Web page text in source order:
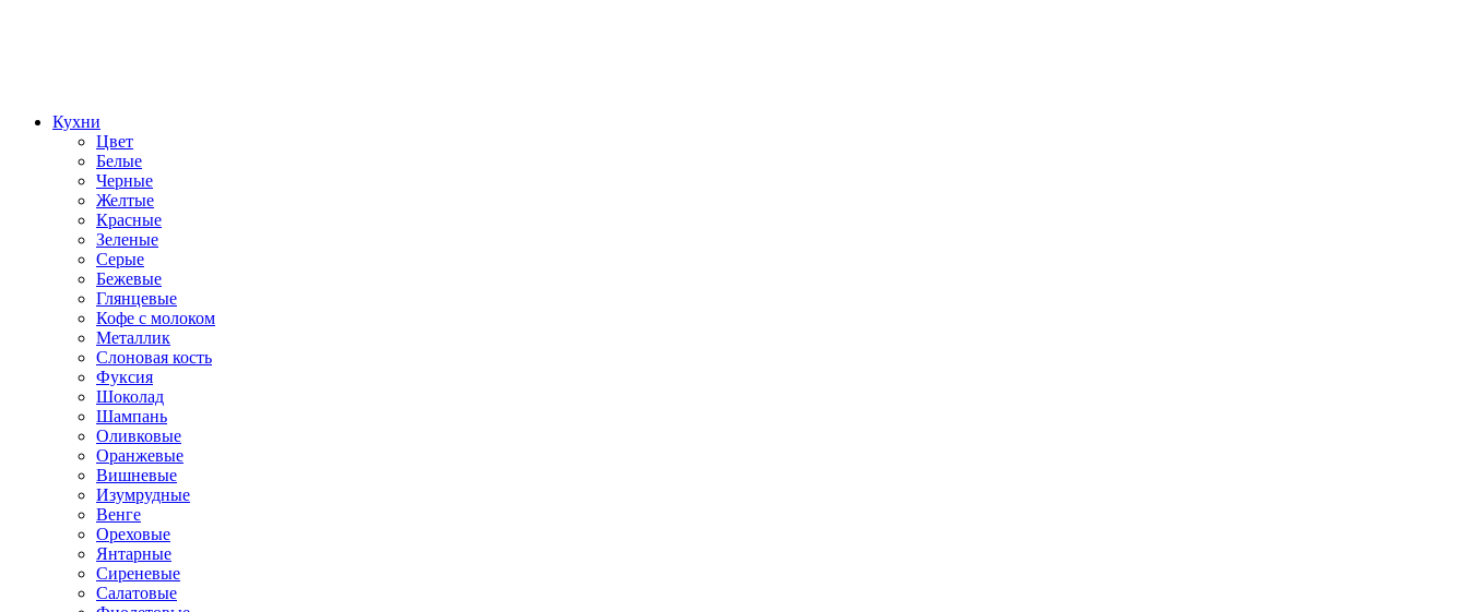
Кухни
Цвет
Белые
Черные
Желтые
Красные
Зеленые
Серые
Бежевые
Глянцевые
Кофе с молоком
Металлик
Слоновая кость
Фуксия
Шоколад
Шампань
Оливковые
Оранжевые
Вишневые
Изумрудные
Венге
Ореховые
Янтарные
Сиреневые
Салатовые